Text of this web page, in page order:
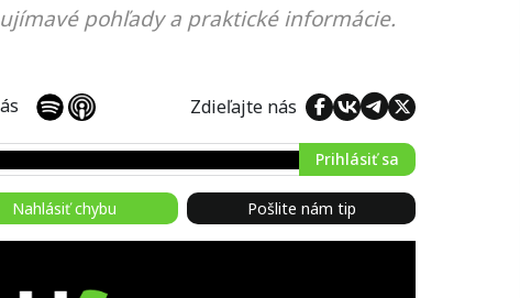
pohľady a praktické informácie.
Zdieľajte nás
Prihlásiť sa
Nahlásiť chybu Pošlite nám tip